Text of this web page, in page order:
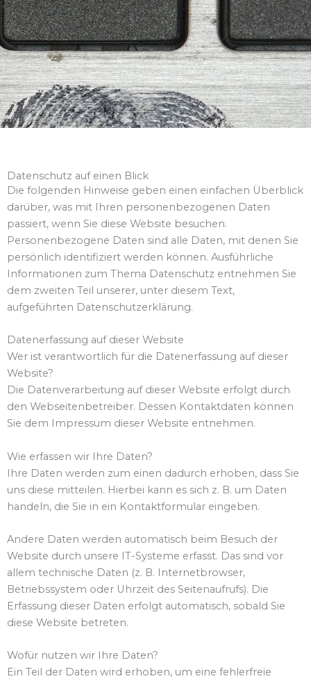
Datenschutz auf einen Blick
Die folgenden Hinweise geben einen einfachen Überblick
darüber, was mit Ihren personenbezogenen Daten
passiert, wenn Sie diese Website besuchen.
Personenbezogene Daten sind alle Daten, mit denen Sie
persönlich identifiziert werden können. Ausführliche
Informationen zum Thema Datenschutz entnehmen Sie
dem zweiten Teil unserer, unter diesem Text,
aufgeführten Datenschutzerklärung.
Datenerfassung auf dieser Website
Wer ist verantwortlich für die Datenerfassung auf dieser
Website?
Die Datenverarbeitung auf dieser Website erfolgt durch
den Webseitenbetreiber. Dessen Kontaktdaten können
Sie dem Impressum dieser Website entnehmen.
Wie erfassen wir Ihre Daten?
Ihre Daten werden zum einen dadurch erhoben, dass Sie
uns diese mitteilen. Hierbei kann es sich z. B. um Daten
handeln, die Sie in ein Kontaktformular eingeben.
Andere Daten werden automatisch beim Besuch der
Website durch unsere IT-Systeme erfasst. Das sind vor
allem technische Daten (z. B. Internetbrowser,
Betriebssystem oder Uhrzeit des Seitenaufrufs). Die
Erfassung dieser Daten erfolgt automatisch, sobald Sie
diese Website betreten.
Wofür nutzen wir Ihre Daten?
Ein Teil der Daten wird erhoben, um eine fehlerfreie